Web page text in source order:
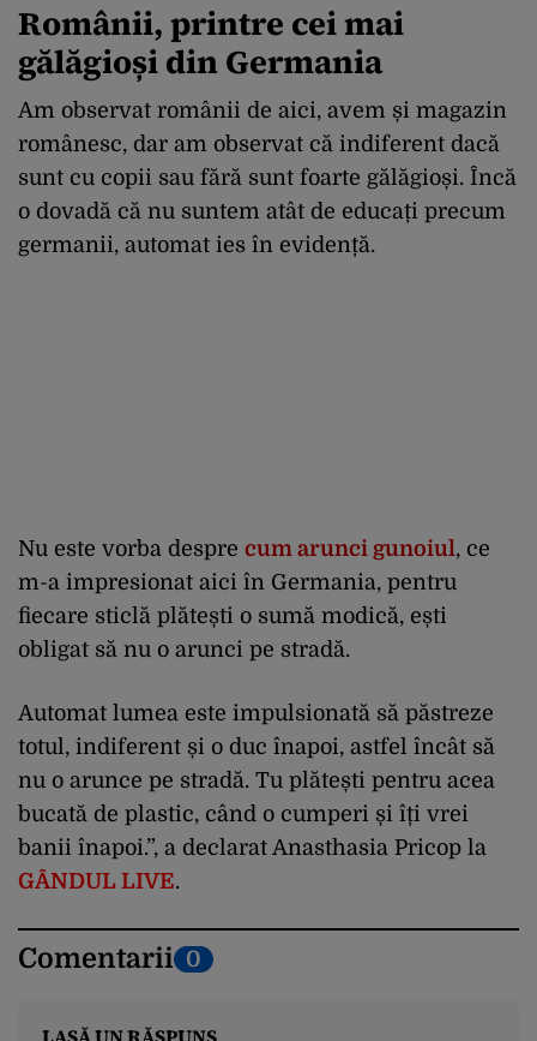
Românii, printre cei mai
gălăgioși din Germania
Am observat românii de aici, avem și magazin
românesc, dar am observat că indiferent dacă
sunt cu copii sau fără sunt foarte gălăgioși. Încă
o dovadă că nu suntem atât de educați precum
germanii, automat ies în evidență.
Nu este vorba despre cum arunci gunoiul, ce
m-a impresionat aici în Germania, pentru
fiecare sticlă plătești o sumă modică, ești
obligat să nu o arunci pe stradă.
Automat lumea este impulsionată să păstreze
totul, indiferent și o duc înapoi, astfel încât să
nu o arunce pe stradă. Tu plătești pentru acea
bucată de plastic, când o cumperi și îți vrei
banii înapoi.”, a declarat Anasthasia Pricop la
GÂNDUL LIVE.
Comentarii 0